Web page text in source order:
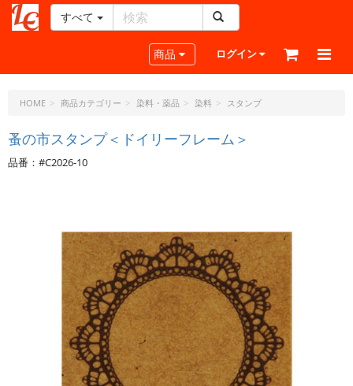
ー
ラ
ト・
ド
ッ
すべて
Toggle navigation
商品 ログイン
HOME 商品カテゴリー 染料・薬品 染料 スタンプ
蚤の市スタンプ＜ドイリーフレーム＞
品番：#C2026-10